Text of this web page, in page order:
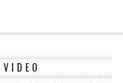
VIDEO